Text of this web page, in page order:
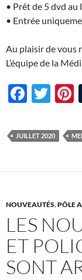
• Prêt de 5 dvd
• Entrée
Au plaisir de vous
L’équipe de la
F
e
o
k
T
itt
t
JUILLET 2020
NOUVEAUTÉS,PÔLE
LES
ET
SONT